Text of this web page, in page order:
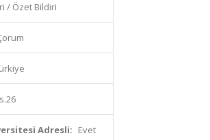
/ Özet Bildiri
Adresli: Evet